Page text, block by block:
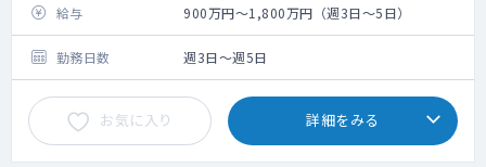
内科外来メインの業務となりますが、一部居
宅への往診が入る可能性もございます。
給与 900万円～1,800万円（週3日～5日）
勤務日数 週3日～週5日
お気に入り 詳細をみる